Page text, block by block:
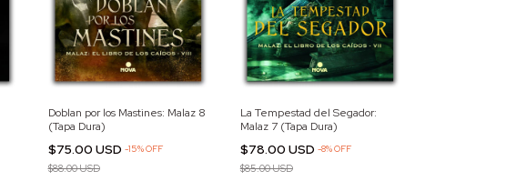
Doblan por los Mastines: Malaz 8
(Tapa Dura)
$75.00 USD -15%OFF
$88.00 USD
La Tempestad del Segador:
Malaz 7 (Tapa Dura)
$78.00 USD -8%OFF
$85.00 USD